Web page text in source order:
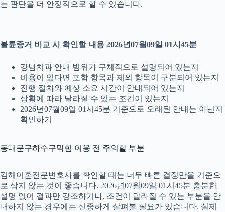
는 판단을 더 안정적으로 할 수 있습니다.
불륜증거 비교 시 확인할 내용 2026년07월09일 01시45분
강남치과 안내 범위가 구체적으로 설명되어 있는지
비용이 있다면 포함 항목과 제외 항목이 구분되어 있는지
진행 절차와 예상 소요 시간이 안내되어 있는지
상황에 따라 달라질 수 있는 조건이 있는지
2026년07월09일 01시45분 기준으로 오래된 안내는 아닌지
확인하기
동대문구하수구막힘 이용 전 주의할 부분
김해이혼전문변호사를 확인할 때는 너무 빠른 결정만을 기준으
로 삼지 않는 것이 좋습니다. 2026년07월09일 01시45분 충분한
설명 없이 결과만 강조하거나, 조건이 달라질 수 있는 부분을 안
내하지 않는 경우에는 신중하게 살펴볼 필요가 있습니다. 실제